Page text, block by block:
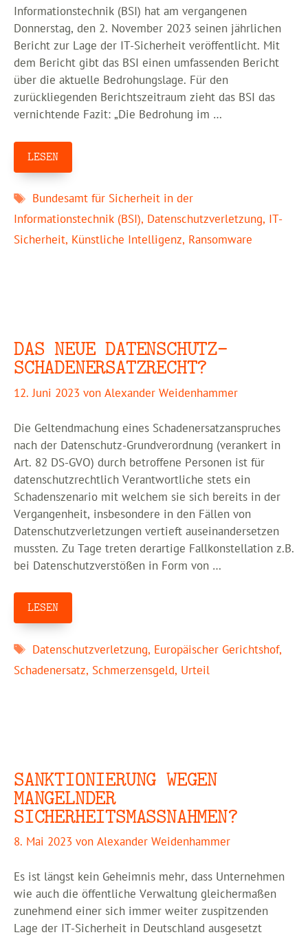
Informationstechnik (BSI) hat am vergangenen
Donnerstag, den 2. November 2023 seinen jährlichen
Bericht zur Lage der IT-Sicherheit veröffentlicht. Mit
dem Bericht gibt das BSI einen umfassenden Bericht
über die aktuelle Bedrohungslage. Für den
zurückliegenden Berichtszeitraum zieht das BSI das
vernichtende Fazit: „Die Bedrohung im …
LESEN
Schlagwörter
Bundesamt für Sicherheit in der
Informationstechnik (BSI), Datenschutzverletzung, IT-
Sicherheit, Künstliche Intelligenz, Ransomware
DAS NEUE DATENSCHUTZ-
SCHADENERSATZRECHT?
12. Juni 2023 von Alexander Weidenhammer
Die Geltendmachung eines Schadenersatzanspruches
nach der Datenschutz-Grundverordnung (verankert in
Art. 82 DS-GVO) durch betroffene Personen ist für
datenschutzrechtlich Verantwortliche stets ein
Schadenszenario mit welchem sie sich bereits in der
Vergangenheit, insbesondere in den Fällen von
Datenschutzverletzungen vertieft auseinandersetzen
mussten. Zu Tage treten derartige Fallkonstellation z.B.
bei Datenschutzverstößen in Form von …
LESEN
Schlagwörter
Datenschutzverletzung, Europäischer Gerichtshof,
Schadenersatz, Schmerzensgeld, Urteil
SANKTIONIERUNG WEGEN
MANGELNDER
SICHERHEITSMASSNAHMEN?
8. Mai 2023 von Alexander Weidenhammer
Es ist längst kein Geheimnis mehr, dass Unternehmen
wie auch die öffentliche Verwaltung gleichermaßen
zunehmend einer sich immer weiter zuspitzenden
Lage der IT-Sicherheit in Deutschland ausgesetzt